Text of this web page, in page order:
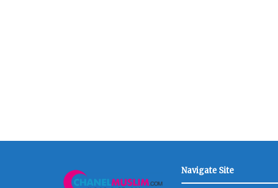
Navigate Site